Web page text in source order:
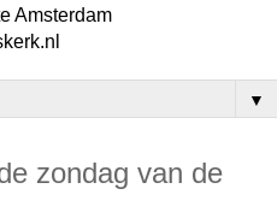
Amsterdam
▼
zondag van de